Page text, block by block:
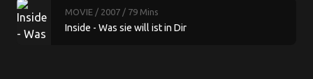
MOVIE / 2007 / 79 Mins
Inside - Was sie will ist in Dir